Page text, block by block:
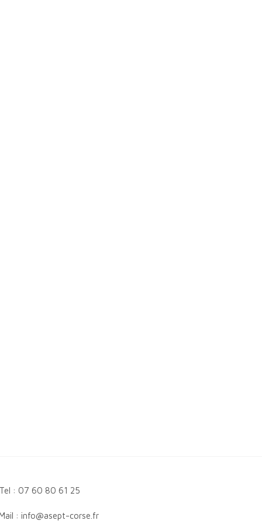
: 07 60 80 61 25
: info@asept-corse.fr